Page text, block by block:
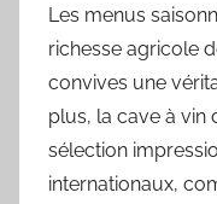
Les menus
richesse agricole
convives une
plus, la cave à vin
sélection
internationaux,